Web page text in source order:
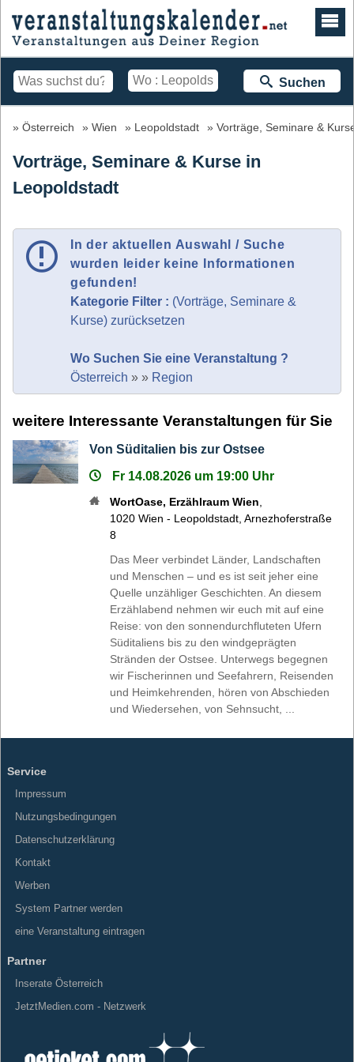
Suchen
Österreich Wien Leopoldstadt Vorträge, Seminare &
Vorträge, Seminare & Kurse in
Leopoldstadt
In der aktuellen Auswahl / Suche
wurden leider keine Informationen
gefunden!
Kategorie Filter : (Vorträge, Seminare &
Kurse) zurücksetzen
Wo Suchen Sie eine Veranstaltung ?
Österreich » » Region
weitere Interessante Veranstaltungen für Sie
Von Süditalien bis zur Ostsee
Fr 14.08.2026 um 19:00 Uhr
WortOase, Erzählraum Wien
1020 Wien - Leopoldstadt ,Arnezhoferstraße
8
Das Meer verbindet Länder, Landschaften
und Menschen – und es ist seit jeher eine
Quelle unzähliger Geschichten. An diesem
Erzählabend nehmen wir euch mit auf eine
Reise: von den sonnendurchfluteten Ufern
Süditaliens bis zu den windgeprägten
Stränden der Ostsee. Unterwegs begegnen
wir Fischerinnen und Seefahrern, Reisenden
und Heimkehrenden, hören von Abschieden
und Wiedersehen, von Sehnsucht, ...
Service
Impressum
Nutzungsbedingungen
Datenschutzerklärung
Kontakt
Werben
System Partner werden
eine Veranstaltung eintragen
Partner
Inserate Österreich
JetztMedien.com - Netzwerk